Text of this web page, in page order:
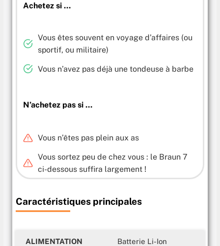
Achetez si …
Vous êtes souvent en voyage d’affaires (ou
sportif, ou militaire)
Vous n’avez pas déjà une tondeuse à barbe
N’achetez pas si …
Vous n’êtes pas plein aux as
Vous sortez peu de chez vous : le Braun 7
ci-dessous suffira largement !
Caractéristiques principales
ALIMENTATION Batterie Li-Ion